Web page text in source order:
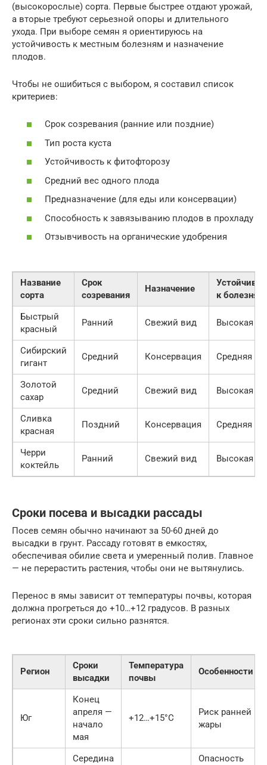
(высокорослые) сорта. Первые быстрее отдают урожай,
а вторые требуют серьезной опоры и длительного
ухода. При выборе семян я ориентируюсь на
устойчивость к местным болезням и назначение
плодов.
Чтобы не ошибиться с выбором, я составил список
критериев:
Срок созревания (ранние или поздние)
Тип роста куста
Устойчивость к фитофторозу
Средний вес одного плода
Предназначение (для еды или консервации)
Способность к завязыванию плодов в прохладу
Отзывчивость на органические удобрения
Название
сорта
Срок
созревания
Назначение
к болезням
Быстрый
красный
Ранний Свежий вид Высокая
Сибирский
гигант
Средний Консервация Средняя
Золотой
сахар
Средний Свежий вид Высокая
Сливка
красная
Поздний Консервация Средняя
Черри
коктейль
Ранний Свежий вид Высокая
Сроки посева и высадки рассады
Посев семян обычно начинают за 50-60 дней до
высадки в грунт. Рассаду готовят в емкостях,
обеспечивая обилие света и умеренный полив. Главное
— не перерастить растения, чтобы они не вытянулись.
Перенос в ямы зависит от температуры почвы, которая
должна прогреться до +10…+12 градусов. В разных
регионах эти сроки сильно разнятся.
Регион
Сроки
высадки
Температура
почвы
Особенности
Юг
Конец
апреля —
начало
мая
+12…+15°C
Риск ранней
жары
Середина
Опасность